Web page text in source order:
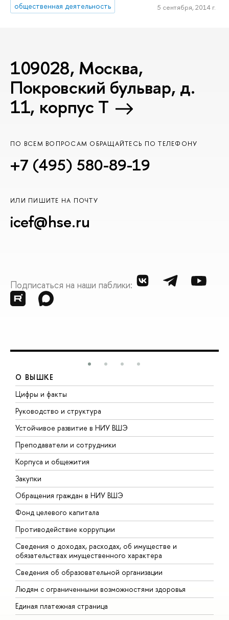
общественная деятельность
5 сентября, 2014 г.
109028, Москва,
Покровский бульвар, д.
11, корпус T
ПО ВСЕМ ВОПРОСАМ ОБРАЩАЙТЕСЬ ПО ТЕЛЕФОНУ
+7 (495) 580-89-19
ИЛИ ПИШИТЕ НА ПОЧТУ
icef@hse.ru
Подписаться на наши паблики:
О ВЫШКЕ
Цифры и факты
Руководство и структура
Устойчивое развитие в НИУ ВШЭ
Преподаватели и сотрудники
Корпуса и общежития
Закупки
Обращения граждан в НИУ ВШЭ
Фонд целевого капитала
Противодействие коррупции
Сведения о доходах, расходах, об имуществе и
обязательствах имущественного характера
Сведения об образовательной организации
Людям с ограниченными возможностями здоровья
Единая платежная страница